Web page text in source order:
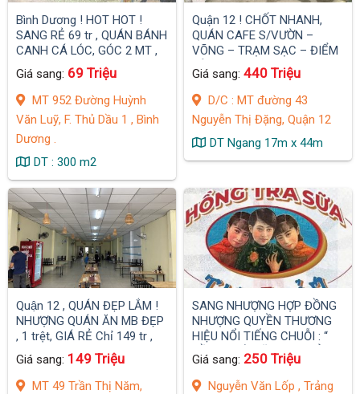
Bình Dương ! HOT HOT !
SANG RẺ 69 tr , QUÁN BÁNH
CANH CÁ LÓC, GÓC 2 MT ,
Trung tâm Hành Chính Thủ
Dầu 1 , DT : 300 m2 , 1 trệt
có PN rộng
Giá sang: 69 Triệu
MT 952 Đường Huỳnh
Văn Luỹ, F. Thủ Dầu 1 , Bình
Dương .
DT : 300 m2
Quận 12 ! CHỐT NHANH,
QUÁN CAFE S/VƯỜN –
VÕNG – TRẠM SẠC – ĐIỂM
TÂM, DTSD : 750 m2 ĐẸP
LẮM, DT Ngang 17m x 44m ,
MB THUÊ RẺ CHỈ : 19 tr .
Giá sang: 440 Triệu
D/C : MT đường 43
Nguyễn Thị Đặng, Quận 12
DT Ngang 17m x 44m
Quận 12 , QUÁN ĐẸP LẮM !
NHƯỢNG QUÁN ĂN MB ĐẸP
, 1 trệt, GIÁ RẺ Chỉ 149 tr ,
MB Đẹp DT ngang 6m x 46m,
vỉa hè rộng
Giá sang: 149 Triệu
MT 49 Trần Thị Năm,
SANG NHƯỢNG HỢP ĐỒNG
NHƯỢNG QUYỀN THƯƠNG
HIỆU NỔI TIẾNG CHUỖI : “
HỒNG TRÀ SỮA TAM HẢO 3
CÔ GÁI “
Giá sang: 250 Triệu
Nguyễn Văn Lốp , Trảng